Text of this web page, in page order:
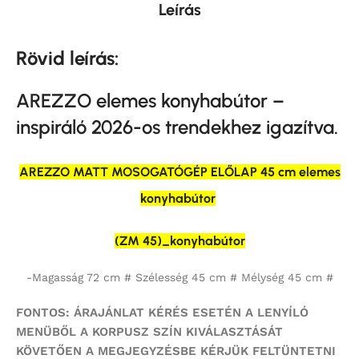
Leírás
Rövid leírás:
AREZZO elemes konyhabútor –
inspiráló 2026-os trendekhez igazítva.
AREZZO MATT MOSOGATÓGÉP ELŐLAP 45 cm elemes
konyhabútor
(ZM 45)_konyhabútor
-Magasság 72 cm # Szélesség 45 cm # Mélység 45 cm #
FONTOS: ÁRAJÁNLAT KÉRÉS ESETÉN A LENYÍLÓ
MENÜBŐL A KORPUSZ SZÍN KIVÁLASZTÁSÁT
KÖVETŐEN A MEGJEGYZÉSBE KÉRJÜK FELTÜNTETNI